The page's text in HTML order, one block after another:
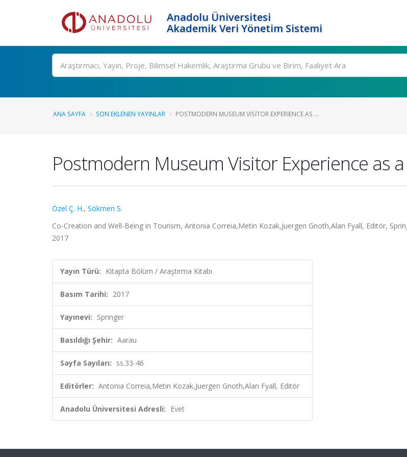
Anadolu Üniversitesi
Akademik Veri Yönetim Sistemi
Ara
ANA SAYFA SON EKLENEN YAYINLAR POSTMODERN MUSEUM VISITOR EXPERIENCE AS ...
Postmodern Museum Visitor Experience as
Özel Ç. H., Sökmen S.
Co-Creation and Well-Being in Tourism, Antonia Correia,Metin Kozak,Juergen Gnoth,Alan Fyall, Editör,
2017
Yayın Türü: Kitapta Bölüm / Araştırma Kitabı
Basım Tarihi: 2017
Yayınevi: Springer
Basıldığı Şehir: Aarau
Sayfa Sayıları: ss.33-46
Editörler: Antonia Correia,Metin Kozak,Juergen Gnoth,Alan Fyall, Editör
Anadolu Üniversitesi Adresli: Evet